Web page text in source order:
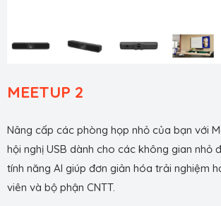
MEETUP 2
Nâng cấp các phòng họp nhỏ của bạn với
hội nghị USB dành cho các không gian nhỏ
tính năng AI giúp đơn giản hóa trải nghiệm
viên và bộ phận CNTT.